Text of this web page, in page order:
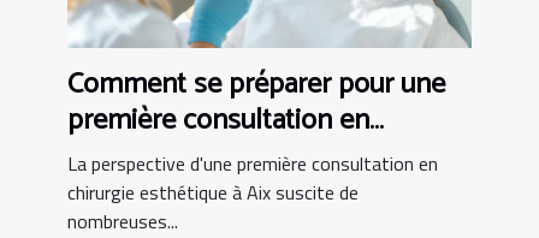
Comment se préparer pour une
première consultation en
chirurgie esthétique à Aix ?
La perspective d'une première consultation en
chirurgie esthétique à Aix suscite de
nombreuses...